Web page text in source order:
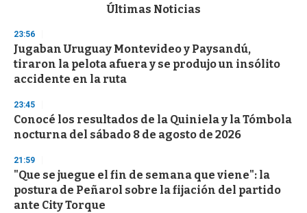
d
s
o
f
3
s
e
c
o
d
s
Últimas Noticias
23:56
Jugaban Uruguay Montevideo y Paysandú,
tiraron la pelota afuera y se produjo un insólito
accidente en la ruta
23:45
Conocé los resultados de la Quiniela y la Tómbola
nocturna del sábado 8 de agosto de 2026
21:59
"Que se juegue el fin de semana que viene": la
postura de Peñarol sobre la fijación del partido
ante City Torque